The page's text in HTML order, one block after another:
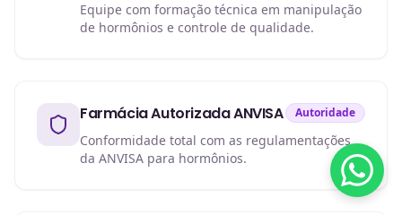
Equipe com formação técnica em manipulação
de hormônios e controle de qualidade.
Farmácia Autorizada ANVISA Autoridade
Conformidade total com as regulamentações
da ANVISA para hormônios.